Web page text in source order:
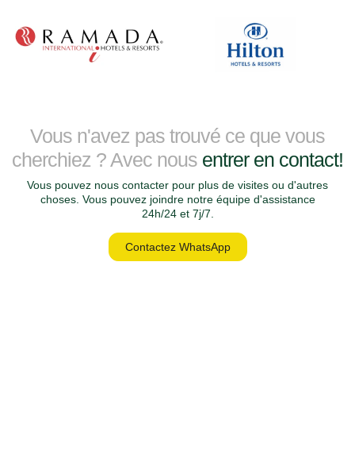
Vous n'avez pas trouvé ce que vous
cherchiez ? Avec nous entrer en contact!
Vous pouvez nous contacter pour plus de visites ou d'autres
choses. Vous pouvez joindre notre équipe d'assistance
24h/24 et 7j/7.
Contactez WhatsApp